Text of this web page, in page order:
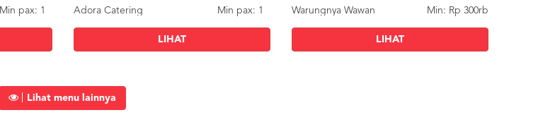
Min pax: 1
Adora Catering
Min pax: 1
LIHAT
Warungnya Wawan
Min: Rp 300rb
LIHAT
Lihat menu lainnya